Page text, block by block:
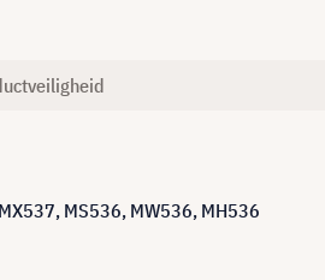
MS536, MW536, MH536